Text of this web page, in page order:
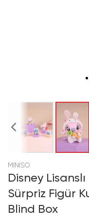
MINISO
Disney
Sürpriz Figür
Blind Box